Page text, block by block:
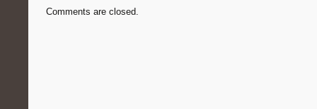
Comments are closed.